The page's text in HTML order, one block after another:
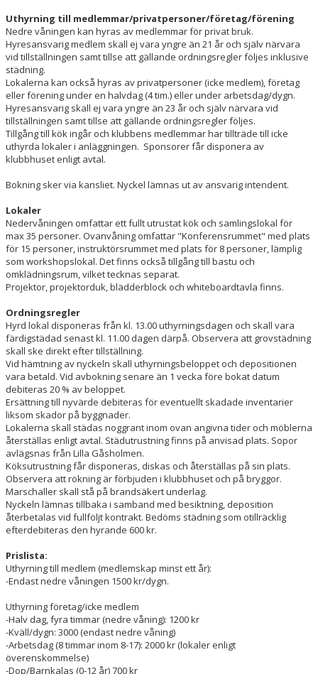
Uthyrning till medlemmar/privatpersoner/företag/förening
Nedre våningen kan hyras av medlemmar för privat bruk.
Hyresansvarig medlem skall ej vara yngre än 21 år och själv närvara
vid tillställningen samt tillse att gällande ordningsregler följes inklusive
städning.
Lokalerna kan också hyras av privatpersoner (icke medlem), företag
eller förening under en halvdag (4 tim.) eller under arbetsdag/dygn.
Hyresansvarig skall ej vara yngre än 23 år och själv närvara vid
tillställningen samt tillse att gällande ordningsregler följes.
Tillgång till kök ingår och klubbens medlemmar har tillträde till icke
uthyrda lokaler i anläggningen. Sponsorer får disponera av
klubbhuset enligt avtal.
Bokning sker via kansliet. Nyckel lämnas ut av ansvarig intendent.
Lokaler
Nedervåningen omfattar ett fullt utrustat kök och samlingslokal för
max 35 personer. Ovanvåning omfattar "Konferensrummet" med plats
för 15 personer, instruktörsrummet med plats för 8 personer, lämplig
som workshopslokal. Det finns också tillgång till bastu och
omklädningsrum, vilket tecknas separat.
Projektor, projektorduk, blädderblock och whiteboardtavla finns.
Ordningsregler
Hyrd lokal disponeras från kl. 13.00 uthyrningsdagen och skall vara
färdigstädad senast kl. 11.00 dagen därpå. Observera att grovstädning
skall ske direkt efter tillställning.
Vid hämtning av nyckeln skall uthyrningsbeloppet och depositionen
vara betald. Vid avbokning senare än 1 vecka före bokat datum
debiteras 20 % av beloppet.
Ersättning till nyvärde debiteras för eventuellt skadade inventarier
liksom skador på byggnader.
Lokalerna skall städas noggrant inom ovan angivna tider och möblerna
återställas enligt avtal. Städutrustning finns på anvisad plats. Sopor
avlägsnas från Lilla Gåsholmen.
Köksutrustning får disponeras, diskas och återställas på sin plats.
Observera att rökning är förbjuden i klubbhuset och på bryggor.
Marschaller skall stå på brandsäkert underlag.
Nyckeln lämnas tillbaka i samband med besiktning, deposition
återbetalas vid fullföljt kontrakt. Bedöms städning som otillräcklig
efterdebiteras den hyrande 600 kr.
Prislista:
Uthyrning till medlem (medlemskap minst ett år):
-Endast nedre våningen 1500 kr/dygn.
Uthyrning företag/icke medlem
-Halv dag, fyra timmar (nedre våning): 1200 kr
-Kväll/dygn: 3000 (endast nedre våning)
-Arbetsdag (8 timmar inom 8-17): 2000 kr (lokaler enligt
överenskommelse)
-Dop/Barnkalas (0-12 år) 700 kr